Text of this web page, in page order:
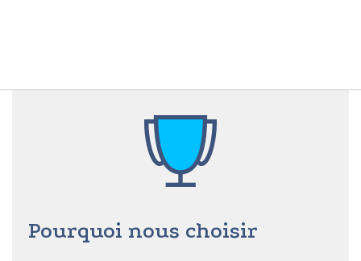
Pourquoi nous choisir